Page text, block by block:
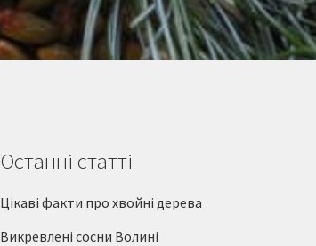
Останні статті
Цікаві факти про хвойні дерева
Викревлені сосни Волині